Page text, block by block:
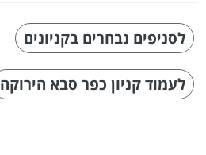
לסניפים נבחרים בקניונים
לעמוד קניון כפר סבא הירוקה